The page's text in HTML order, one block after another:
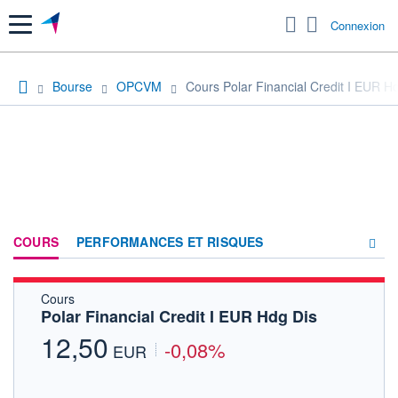
Menu Connexion
Bourse OPCVM Cours Polar Financial Credit I EUR
COURS PERFORMANCES ET RISQUES
Cours
Polar Financial Credit I EUR Hdg Dis
12,50 EUR -0,08%